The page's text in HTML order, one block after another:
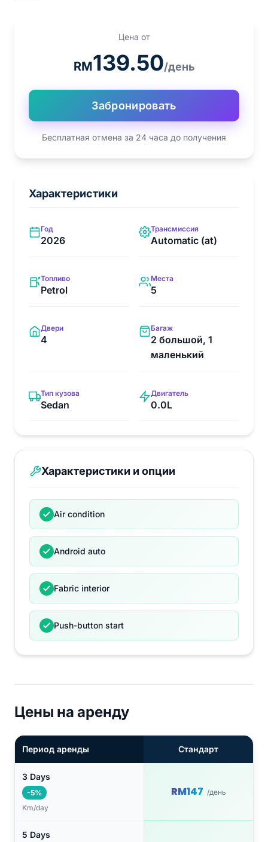
Цена от
RM139.50/день
Забронировать
Бесплатная отмена за 24 часа до получения
Характеристики
Год
2026
Трансмиссия
Automatic (at)
Топливо
Petrol
Места
5
Двери
4
Багаж
2 большой, 1
маленький
Тип кузова
Sedan
Двигатель
0.0L
Характеристики и опции
Air condition
Android auto
Fabric interior
Push-button start
Цены на аренду
Период аренды Стандарт
3 Days
-5%
Km/day
RM147 /день
5 Days